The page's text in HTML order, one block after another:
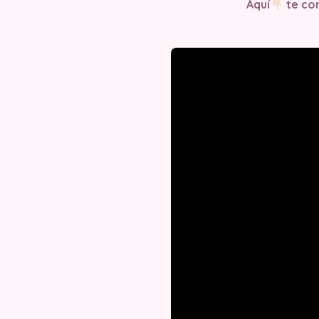
Aquí te